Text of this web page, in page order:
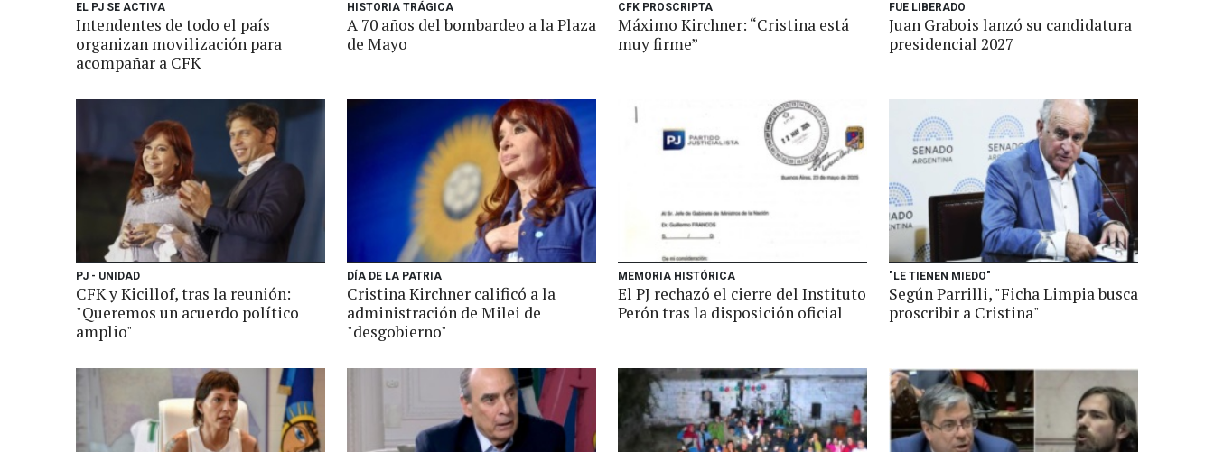
EL PJ SE ACTIVA
Intendentes de todo el país
organizan movilización para
acompañar a CFK
HISTORIA TRÁGICA
A 70 años del bombardeo a la Plaza
de Mayo
CFK PROSCRIPTA
Máximo Kirchner: “Cristina está
muy firme”
FUE LIBERADO
Juan Grabois lanzó su candidatura
presidencial 2027
PJ - UNIDAD
CFK y Kicillof, tras la reunión:
"Queremos un acuerdo político
amplio"
DÍA DE LA PATRIA
Cristina Kirchner calificó a la
administración de Milei de
"desgobierno"
MEMORIA HISTÓRICA
El PJ rechazó el cierre del Instituto
Perón tras la disposición oficial
"LE TIENEN MIEDO"
Según Parrilli, "Ficha Limpia busca
proscribir a Cristina"